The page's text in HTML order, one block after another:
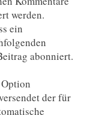
werden.
ein
abonniert.
der für